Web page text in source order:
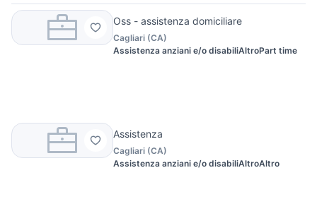
Oss - assistenza domiciliare
Cagliari (CA)
Assistenza anziani e/o disabiliAltroPart time
Assistenza
Cagliari (CA)
Assistenza anziani e/o disabiliAltroAltro